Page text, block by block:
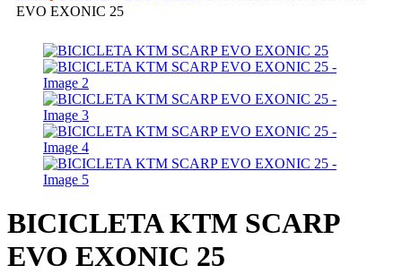
EVO EXONIC 25
BICICLETA KTM SCARP
EVO EXONIC 25